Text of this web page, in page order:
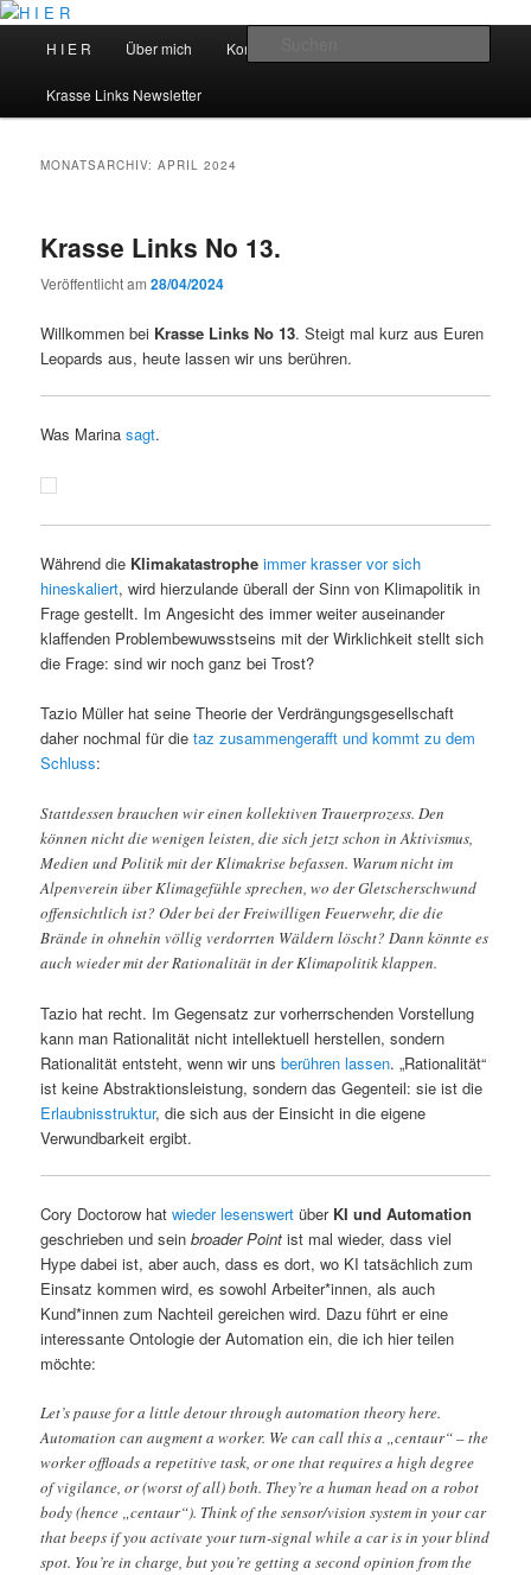
Zum
springen
Zum
springenH I E R
H I E R Über mich Kontakt
Krasse Links Newsletter
MONATSARCHIV:APRIL 2024
Krasse Links No 13.
Veröffentlicht am28/04/2024
Willkommen bei Krasse Links No 13. Steigt mal kurz aus Euren
Leopards aus, heute lassen wir uns berühren.
Was Marinasagt.
Während die Klimakatastrophe immer krasser vor sich
hineskaliert, wird hierzulande überall der Sinn von Klimapolitik in
Frage gestellt. Im Angesicht des immer weiter auseinander
klaffenden Problembewuwsstseins mit der Wirklichkeit stellt sich
die Frage: sind wir noch ganz bei Trost?
Tazio Müller hat seine Theorie der Verdrängungsgesellschaft
daher nochmal für die taz zusammengerafft und kommt zu dem
Schluss:
Stattdessen brauchen wir einen kollektiven Trauerprozess. Den
können nicht die wenigen leisten, die sich jetzt schon in Aktivismus,
Medien und Politik mit der Klimakrise befassen. Warum nicht im
Alpenverein über Klimagefühle sprechen, wo der Gletscherschwund
offensichtlich ist? Oder bei der Freiwilligen Feuerwehr, die die
Brände in ohnehin völlig verdorrten Wäldern löscht? Dann könnte es
auch wieder mit der Ratio­na­li­tät in der Klimapolitik klappen.
Tazio hat recht. Im Gegensatz zur vorherrschenden Vorstellung
kann man Rationalität nicht intellektuell herstellen, sondern
Rationalität entsteht, wenn wir unsberühren lassen. „Rationalität“
ist keine Abstraktionsleistung, sondern das Gegenteil: sie ist die
Erlaubnisstruktur, die sich aus der Einsicht in die eigene
Verwundbarkeit ergibt.
Cory Doctorow hatwieder lesenswert über KI und Automation
geschrieben und seinbroader Point ist mal wieder, dass viel
Hype dabei ist, aber auch, dass es dort, wo KI tatsächlich zum
Einsatz kommen wird, es sowohl Arbeiter*innen, als auch
Kund*innen zum Nachteil gereichen wird. Dazu führt er eine
interessante Ontologie der Automation ein, die ich hier teilen
möchte:
Let’s pause for a little detour through automation theory here.
Automation can augment a worker. We can call this a „centaur“ – the
worker offloads a repetitive task, or one that requires a high degree
of vigilance, or (worst of all) both. They’re a human head on a robot
body (hence „centaur“). Think of the sensor/vision system in your car
that beeps if you activate your turn-signal while a car is in your blind
spot. You’re in charge, but you’re getting a second opinion from the